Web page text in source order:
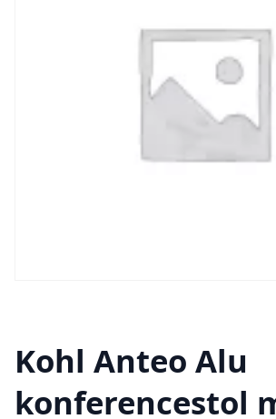
Kohl Anteo Alu
konferencestol